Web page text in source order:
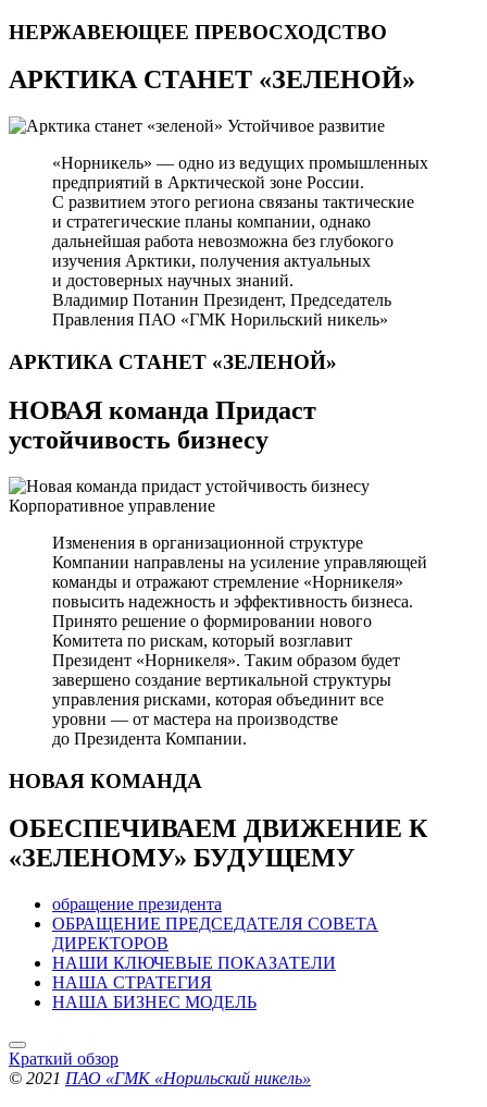
НЕРЖАВЕЮЩЕЕ ПРЕВОСХОДСТВО
АРКТИКА СТАНЕТ «ЗЕЛЕНОЙ»
Устойчивое развитие
«Норникель» — одно из ведущих промышленных
предприятий в Арктической зоне России.
С развитием этого региона связаны тактические
и стратегические планы компании, однако
дальнейшая работа невозможна без глубокого
изучения Арктики, получения актуальных
и достоверных научных знаний.
Владимир Потанин Президент, Председатель
Правления ПАО «ГМК Норильский никель»
АРКТИКА СТАНЕТ «ЗЕЛЕНОЙ»
НОВАЯ команда Придаст
устойчивость бизнесу
Корпоративное управление
Изменения в организационной структуре
Компании направлены на усиление управляющей
команды и отражают стремление «Норникеля»
повысить надежность и эффективность бизнеса.
Принято решение о формировании нового
Комитета по рискам, который возглавит
Президент «Норникеля». Таким образом будет
завершено создание вертикальной структуры
управления рисками, которая объединит все
уровни — от мастера на производстве
до Президента Компании.
НОВАЯ КОМАНДА
ОБЕСПЕЧИВАЕМ ДВИЖЕНИЕ К
«ЗЕЛЕНОМУ» БУДУЩЕМУ
обращение президента
ОБРАЩЕНИЕ ПРЕДСЕДАТЕЛЯ СОВЕТА
ДИРЕКТОРОВ
НАШИ КЛЮЧЕВЫЕ ПОКАЗАТЕЛИ
НАША СТРАТЕГИЯ
НАША БИЗНЕС МОДЕЛЬ
Краткий обзор
© 2021 ПАО «ГМК «Норильский никель»